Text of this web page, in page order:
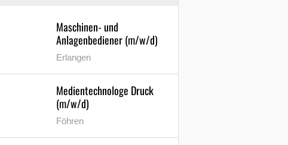
Maschinen- und
Anlagenbediener (m/w/d)
Erlangen
Medientechnologe Druck
(m/w/d)
Föhren